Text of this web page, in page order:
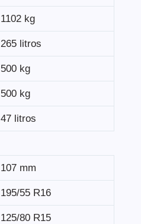
1102 kg
265 litros
500 kg
500 kg
47 litros
107 mm
195/55 R16
125/80 R15